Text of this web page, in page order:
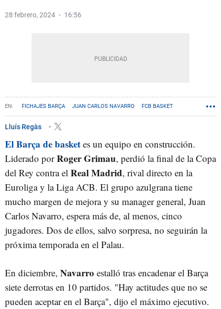
28 febrero, 2024 16:56
FICHAJES BARÇA JUAN CARLOS NAVARRO FCB BASKET
Lluís Regàs
El Barça de basket es un equipo en construcción.
Liderado porRoger Grimau, perdió la final de la Copa
del Rey contra el Real Madrid, rival directo en la
Euroliga y la Liga ACB. El grupo azulgrana tiene
mucho margen de mejora y su manager general, Juan
Carlos Navarro, espera más de, al menos, cinco
jugadores. Dos de ellos, salvo sorpresa, no seguirán la
próxima temporada en el Palau.
En diciembre, Navarro estalló tras encadenar el Barça
siete derrotas en 10 partidos. "Hay actitudes que no se
pueden aceptar en el Barça", dijo el máximo ejecutivo.